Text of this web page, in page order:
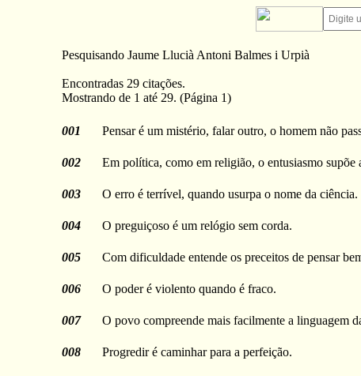
Pesquisando Jaume Llucià Antoni Balmes i Urpià
Encontradas 29 citações.
Mostrando de 1 até 29. (Página 1)
001 Pensar é um mistério, falar outro, o homem não
002 Em política, como em religião, o entusiasmo supõe
003 O erro é terrível, quando usurpa o nome da ciência.
004 O preguiçoso é um relógio sem corda.
005 Com dificuldade entende os preceitos de pensar
006 O poder é violento quando é fraco.
007 O povo compreende mais facilmente a linguagem
008 Progredir é caminhar para a perfeição.